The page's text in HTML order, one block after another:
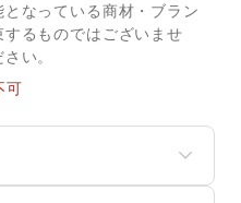
なっている商材・ブラン
るものではございませ
い。
可